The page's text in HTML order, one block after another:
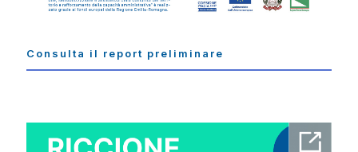
Consulta il report preliminare